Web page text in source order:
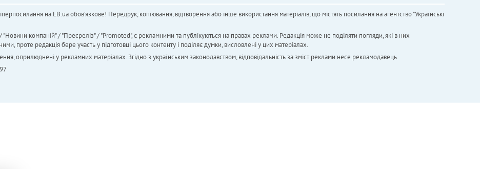
на LB.ua обов'язкове! Передрук, копіювання, відтворення або інше використання матеріалів, що містять посилання на агентство "Українськi
"Новини компаній" / "Пресреліз" / "Promoted", є рекламними та публікуються на правах реклами. Редакція може не поділяти погляди, які в них
редакція бере участь у підготовці цього контенту і поділяє думки, висловлені у цих матеріалах.
оприлюднені у рекламних матеріалах. Згідно з українським законодавством, відповідальність за зміст реклами несе рекламодавець.